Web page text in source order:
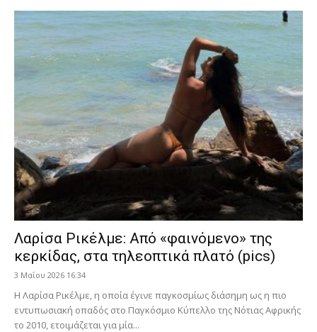
Λαρίσα Ρικέλμε: Από «φαινόμενο» της
κερκίδας, στα τηλεοπτικά πλατό (pics)
3 Μαΐου 2026 16:34
Η Λαρίσα Ρικέλμε, η οποία έγινε παγκοσμίως διάσημη ως η πιο
εντυπωσιακή οπαδός στο Παγκόσμιο Κύπελλο της Νότιας Αφρικής
το 2010, ετοιμάζεται για μία...